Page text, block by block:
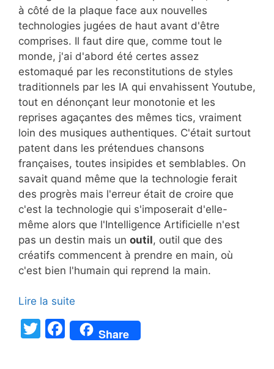
à côté de la plaque face aux nouvelles
technologies jugées de haut avant d'être
comprises. Il faut dire que, comme tout le
monde, j'ai d'abord été certes assez
estomaqué par les reconstitutions de styles
traditionnels par les IA qui envahissent Youtube,
tout en dénonçant leur monotonie et les
reprises agaçantes des mêmes tics, vraiment
loin des musiques authentiques. C'était surtout
patent dans les prétendues chansons
françaises, toutes insipides et semblables. On
savait quand même que la technologie ferait
des progrès mais l'erreur était de croire que
c'est la technologie qui s'imposerait d'elle-
même alors que l'Intelligence Artificielle n'est
pas un destin mais un outil, outil que des
créatifs commencent à prendre en main, où
c'est bien l'humain qui reprend la main.
Lire la suite
T
F
a
Share